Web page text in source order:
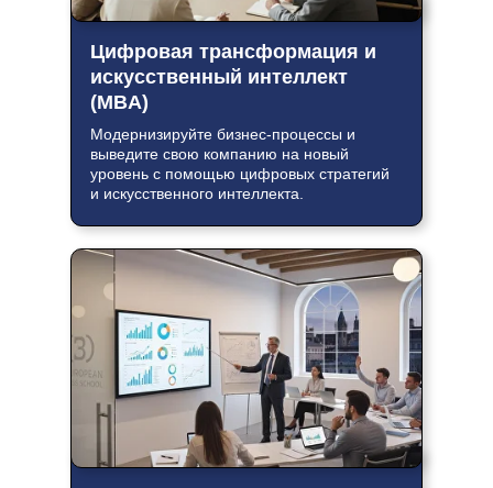
Модернизируйте бизнес-процессы и
выведите свою компанию на новый
уровень с помощью цифровых стратегий
и искусственного интеллекта.
Цифровая трансформация и
искусственный интеллект
(MBA)